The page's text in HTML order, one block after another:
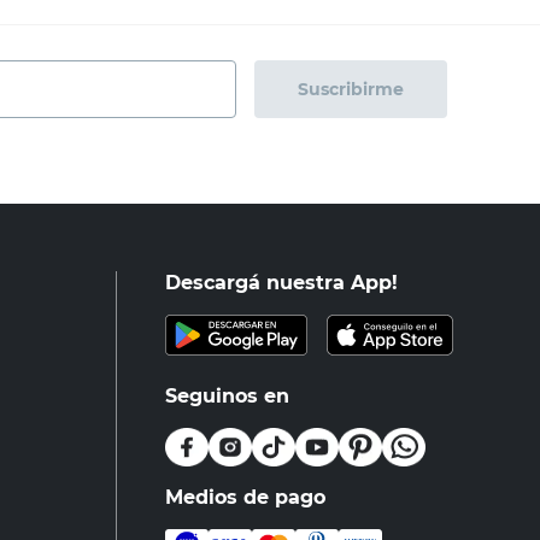
Suscribirme
Descargá nuestra App!
Seguinos en
Medios de pago